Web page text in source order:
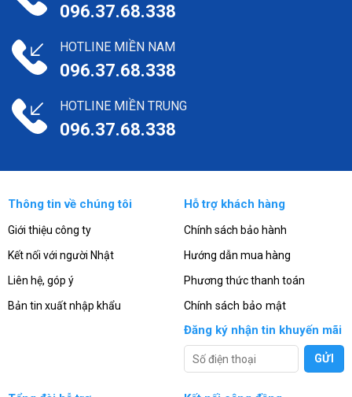
096.37.68.338
HOTLINE MIỀN NAM
096.37.68.338
HOTLINE MIỀN TRUNG
096.37.68.338
Thông tin về chúng tôi
Giới thiệu công ty
Kết nối với người Nhật
Liên hệ, góp ý
Bản tin xuất nhập khẩu
Hỗ trợ khách hàng
Chính sách bảo hành
Hướng dẫn mua hàng
Phương thức thanh toán
Chính sách bảo mật
Đăng ký nhận tin khuyến mãi